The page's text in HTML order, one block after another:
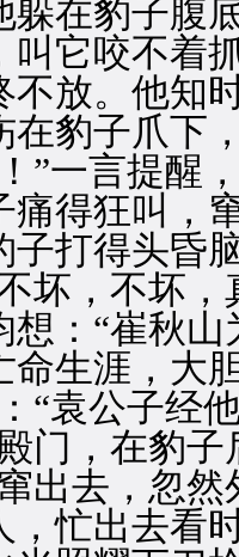
躲在豹子腹
叫它咬不着
不放。他知
在豹子爪下
”一言提醒
痛得狂叫，
子打得头昏
坏，不坏
想：“崔秋
命生涯，大
“袁公子经
门，在豹
出去，忽
，忙出去看